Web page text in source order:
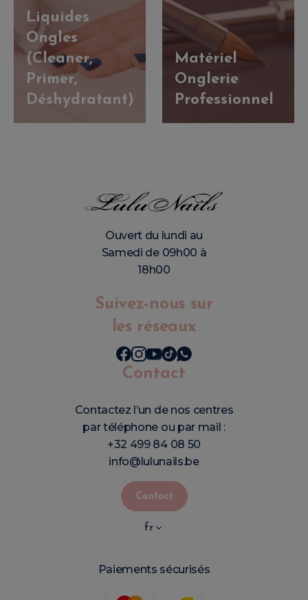
Liquides
Ongles
(Cleaner,
Primer,
Déshydratant)
Matériel
Onglerie
Professionnel
Ouvert du lundi au
Samedi de 09h00 à
18h00
Suivez-nous sur
les réseaux
Contact
Contactez l’un de nos centres
par téléphone ou par mail :
+32 499 84 08 50
info@lulunails.be
Contact
fr
Paiements sécurisés